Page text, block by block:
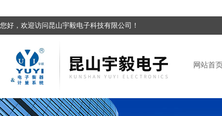
您好，欢迎访问昆山宇毅电子科技有限公司！
网站首